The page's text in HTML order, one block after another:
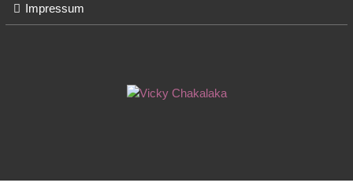
Impressum